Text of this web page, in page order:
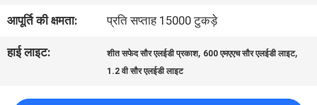
करें
आपूर्ति की क्षमता: प्रति सप्ताह 15000 टुकड़े
हाई लाइट: शीत सफेद सौर एलईडी प्रकाश, 600 एमएएच सौर एलईडी लाइट,
1.2 वी सौर एलईडी लाइट